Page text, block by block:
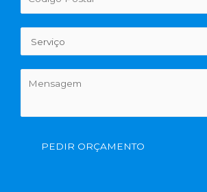
PEDIR ORÇAMENTO